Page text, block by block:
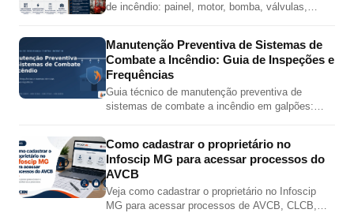
de incêndio: painel, motor, bomba, válvulas,
Manutenção Preventiva de Sistemas de
Combate a Incêndio: Guia de Inspeções e
Frequências
Guia técnico de manutenção preventiva de
sistemas de combate a incêndio em galpões:
Como cadastrar o proprietário no
Infoscip MG para acessar processos do
AVCB
Veja como cadastrar o proprietário no Infoscip
MG para acessar processos de AVCB, CLCB,